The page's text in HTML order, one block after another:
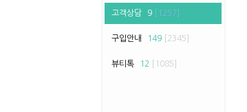
고객상담 9 [1257]
구입안내 149 [2345]
뷰티톡 12 [1085]